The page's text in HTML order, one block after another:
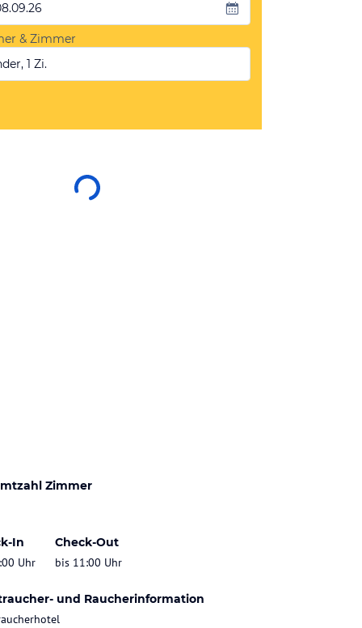
& Zimmer
1 Zi.
Zimmer
In
Uhr
Check-Out
bis 11:00 Uhr
und Raucherinformation